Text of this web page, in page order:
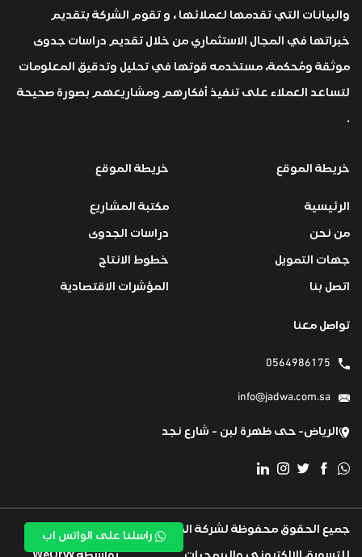
والبيانات التي تقدمها لعملائها ، و تقوم الشركة بتقديم
خبراتها في المجال الاستثماري من خلال تقديم دراسات جدوى
موثقة ومُحكمة، مستخدمه قوتها في تحليل وتدقيق المعلومات
لتساعد العملاء على تنفيذ أفكارهم ومشاريعهم بصورة صحيحة
.
خريطة الموقع
الرئيسية
من نحن
جهات التمويل
اتصل بنا
خريطة الموقع
مكتبة المشاريع
دراسات الجدوى
خطوط الانتاج
المؤشرات الاقتصادية
تواصل معنا
0564986175
info@jadwa.com.sa
الرياض- حى ظهرة لبن - شارع نجد
جميع الحقوق محفوظة لشركة المها كود
تم تطويرة بكل
راسلنا على الواتس اب